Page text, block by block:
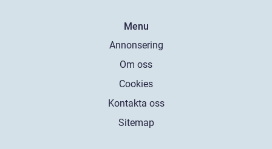
Menu
Annonsering
Om oss
Cookies
Kontakta oss
Sitemap